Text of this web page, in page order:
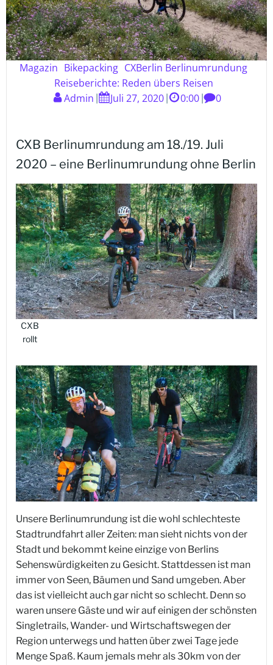
Magazin Bikepacking CXBerlin Berlinumrundung
Reiseberichte: Reden übers Reisen
Admin
Juli 27, 2020 0:00 0
CXB Berlinumrundung am 18./19. Juli
2020 – eine Berlinumrundung ohne Berlin
CXB
rollt
Unsere Berlinumrundung ist die wohl schlechteste
Stadtrundfahrt aller Zeiten: man sieht nichts von der
Stadt und bekommt keine einzige von Berlins
Sehenswürdigkeiten zu Gesicht. Stattdessen ist man
immer von Seen, Bäumen und Sand umgeben. Aber
das ist vielleicht auch gar nicht so schlecht. Denn so
waren unsere Gäste und wir auf einigen der schönsten
Singletrails, Wander- und Wirtschaftswegen der
Region unterwegs und hatten über zwei Tage jede
Menge Spaß. Kaum jemals mehr als 30km von der